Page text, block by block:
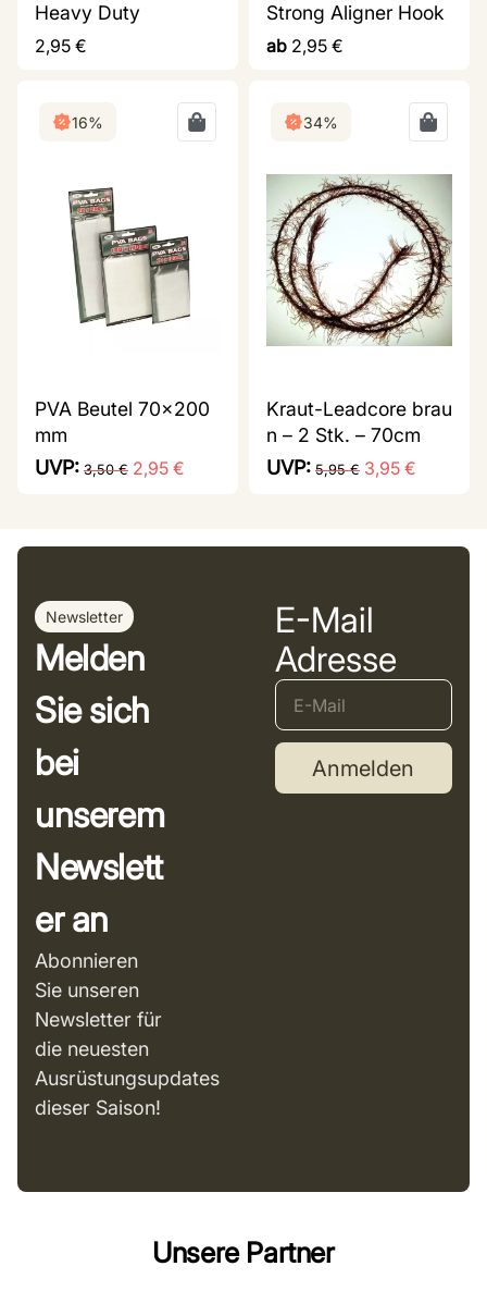
Heavy Duty
2,95 €
Strong Aligner Hook
ab 2,95 €
16%
PVA Beutel 70x200
mm
UVP: 3,50€ 2,95 €
34%
Kraut-Leadcore brau
n – 2 Stk. – 70cm
UVP: 5,95€ 3,95 €
Newsletter
Melden
Sie sich
bei
unserem
Newslett
er an
Abonnieren
Sie unseren
Newsletter für
die neuesten
Ausrüstungsupdates
dieser Saison!
E-Mail
Adresse
Anmelden
Unsere Partner